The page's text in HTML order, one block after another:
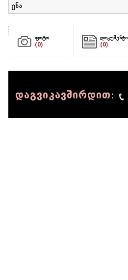
ენა
ფოტო
(0)
დოკუმენტი
(0)
დაგვიკავშირდით: